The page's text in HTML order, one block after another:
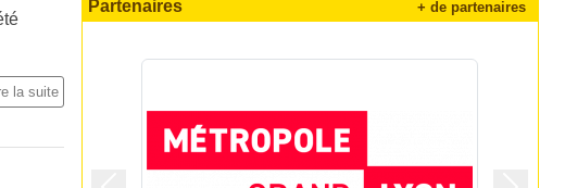
la suite
Partenaires + de partenaires